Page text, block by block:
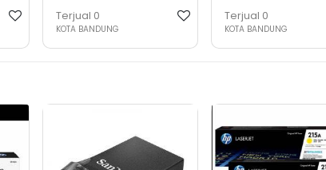
Terjual 0
KOTA BANDUNG
Terjual 0
KOTA BANDUNG